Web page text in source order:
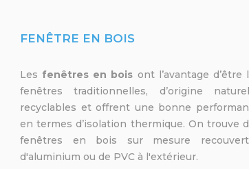
FENÊTRE EN BOIS
Les fenêtres en bois ont l’avantage d’être
fenêtres traditionnelles, d’origine
recyclables et offrent une bonne
en termes d’isolation thermique. On trouve
fenêtres en bois sur mesure
d'aluminium ou de PVC à l'extérieur.